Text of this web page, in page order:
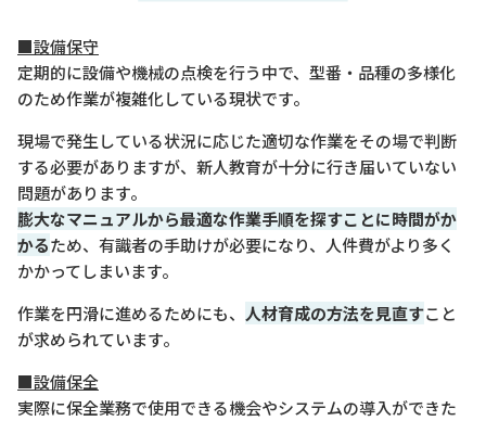
■設備保守
定期的に設備や機械の点検を行う中で、型番・品種の多様化
のため作業が複雑化している現状です。
現場で発生している状況に応じた適切な作業をその場で判断
する必要がありますが、新人教育が十分に行き届いていない
問題があります。
膨大なマニュアルから最適な作業手順を探すことに時間がか
かるため、有識者の手助けが必要になり、人件費がより多く
かかってしまいます。
作業を円滑に進めるためにも、 人材育成の方法を見直すこと
が求められています。
■設備保全
実際に保全業務で使用できる機会やシステムの導入ができた